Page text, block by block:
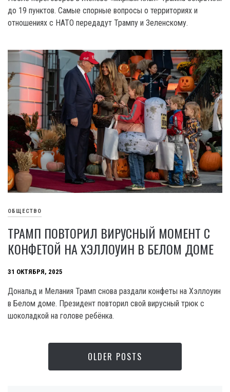
до 19 пунктов. Самые спорные вопросы о территориях и
отношениях с НАТО передадут Трампу и Зеленскому.
ОБЩЕСТВО
ТРАМП ПОВТОРИЛ ВИРУСНЫЙ МОМЕНТ С
КОНФЕТОЙ НА ХЭЛЛОУИН В БЕЛОМ ДОМЕ
31 ОКТЯБРЯ, 2025
Дональд и Мелания Трамп снова раздали конфеты на Хэллоуин
в Белом доме. Президент повторил свой вирусный трюк с
шоколадкой на голове ребёнка.
OLDER POSTS